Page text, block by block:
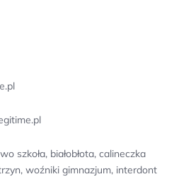
szkoła, białobłota, calineczka
woźniki gimnazjum, interdont